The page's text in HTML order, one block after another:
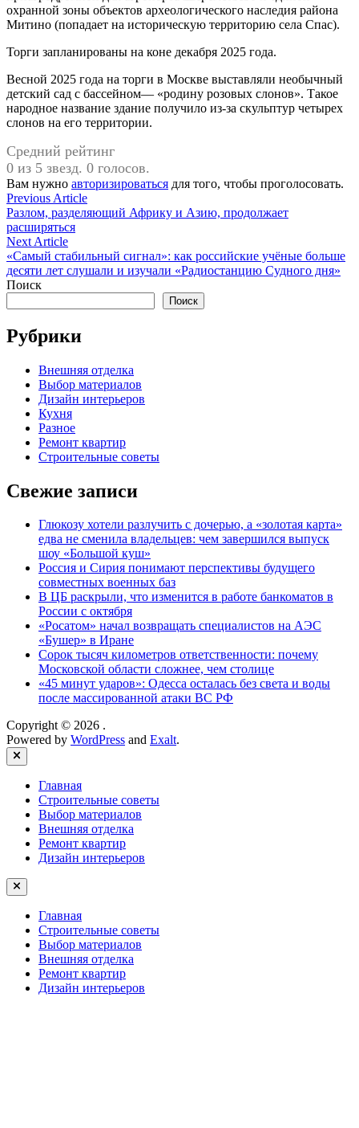
охранной зоны объектов археологического наследия района
Митино (попадает на историческую территорию села Спас).
Торги запланированы на коне декабря 2025 года.
Весной 2025 года на торги в Москве выставляли необычный
детский сад с бассейном— «родину розовых слонов». Такое
народное название здание получило из-за скульптур четырех
слонов на его территории.
Средний рейтинг
0 из 5 звезд. 0 голосов.
Вам нужно авторизироваться для того, чтобы проголосовать.
Навигация
по
записям
Previous ArticlePrevious
article:
Разлом, разделяющий Африку и Азию, продолжает
расширяться
Next ArticleNext
article:
«Самый стабильный сигнал»: как российские учёные больше
десяти лет слушали и изучали «Радиостанцию Судного дня»
Поиск
Поиск
Рубрики
Внешняя отделка
Выбор материалов
Дизайн интерьеров
Кухня
Разное
Ремонт квартир
Строительные советы
Свежие записи
Глюкозу хотели разлучить с дочерью, а «золотая карта»
едва не сменила владельцев: чем завершился выпуск
шоу «Большой куш»
Россия и Сирия понимают перспективы будущего
совместных военных баз
В ЦБ раскрыли, что изменится в работе банкоматов в
России с октября
«Росатом» начал возвращать специалистов на АЭС
«Бушер» в Иране
Сорок тысяч километров ответственности: почему
Московской области сложнее, чем столице
«45 минут ударов»: Одесса осталась без света и воды
после массированной атаки ВС РФ
Copyright © 2026 .
Powered by WordPress and Exalt.
Close
Главная
Строительные советы
Выбор материалов
Внешняя отделка
Ремонт квартир
Дизайн интерьеров
Главная
Строительные советы
Выбор материалов
Внешняя отделка
Ремонт квартир
Дизайн интерьеров